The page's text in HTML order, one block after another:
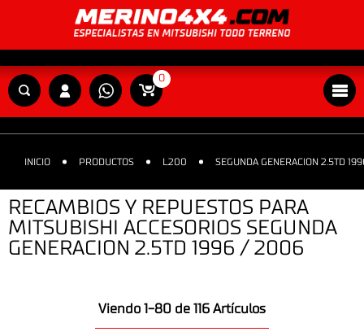
0
INICIO PRODUCTOS L200 SEGUNDA GENERACION 2.5TD
RECAMBIOS Y REPUESTOS PARA
MITSUBISHI ACCESORIOS SEGUNDA
GENERACION 2.5TD 1996 / 2006
Viendo 1-80 de 116 Artículos